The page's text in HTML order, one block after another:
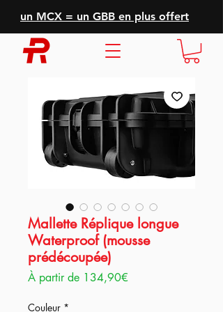
un MCX = un GBB en plus offert
Mallette Réplique longue
Waterproof (mousse
prédécoupée)
À partir de 134,90€Prix
Couleur *